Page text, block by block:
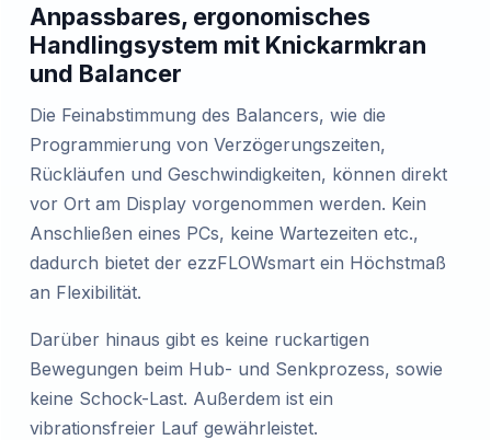
Anpassbares, ergonomisches
Handlingsystem mit Knickarmkran
und Balancer
Die Feinabstimmung des Balancers, wie die
Programmierung von Verzögerungszeiten,
Rückläufen und Geschwindigkeiten, können direkt
vor Ort am Display vorgenommen werden. Kein
Anschließen eines PCs, keine Wartezeiten etc.,
dadurch bietet der ezzFLOWsmart ein Höchstmaß
an Flexibilität.
Darüber hinaus gibt es keine ruckartigen
Bewegungen beim Hub- und Senkprozess, sowie
keine Schock-Last. Außerdem ist ein
vibrationsfreier Lauf gewährleistet.